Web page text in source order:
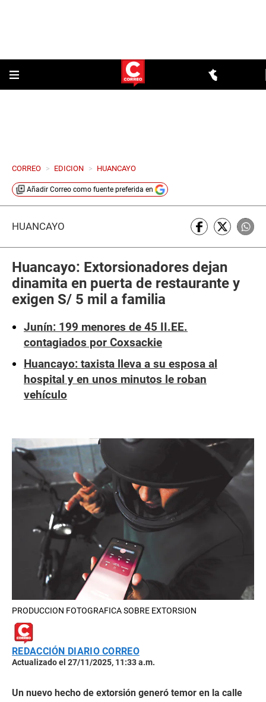
CORREO > EDICION > HUANCAYO
Añadir Correo como fuente preferida en
HUANCAYO
Huancayo: Extorsionadores dejan
dinamita en puerta de restaurante y
exigen S/ 5 mil a familia
Junín: 199 menores de 45 II.EE.
contagiados por Coxsackie
Huancayo: taxista lleva a su esposa al
hospital y en unos minutos le roban
vehículo
PRODUCCION FOTOGRAFICA SOBRE EXTORSION
REDACCIÓN DIARIO CORREO
Actualizado el 27/11/2025, 11:33 a.m.
Un nuevo hecho de extorsión generó temor en la calle